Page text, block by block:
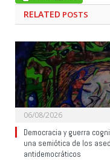
RELATED POSTS
06/08/2026
Democracia y guerra
una semiótica de los
antidemocráticos